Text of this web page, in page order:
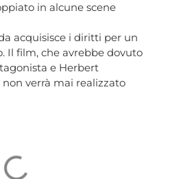
in alcune scene
acquisisce i diritti per un
Il film, che avrebbe dovuto
e Herbert
non verrà mai realizzato